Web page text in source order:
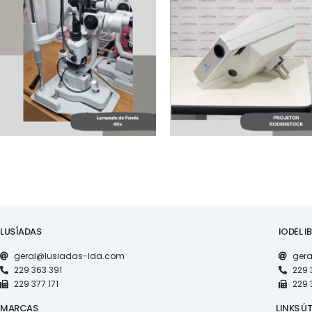
MAQUINARIA
LAMPADA DE FENDA
40X
MAQUINARIA
PROJETOR
RODENSTOCK
LUSÍADAS
geral@lusiadas-lda.com
229 363 391
229 377 171
IODEL
229
229
MARCAS LINKS